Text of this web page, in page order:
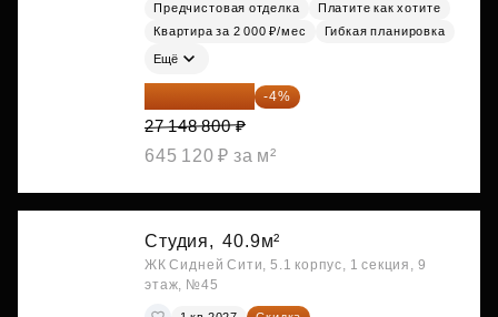
Предчистовая отделка
Платите как хотите
Квартира за 2 000 ₽/мес
Гибкая планировка
Ещё
26 062 848 ₽ -4%
27 148 800 ₽
645 120 ₽ за м²
Студия, 40.9м²
ЖК Сидней Сити, 5.1 корпус, 1 секция, 9
этаж, №45